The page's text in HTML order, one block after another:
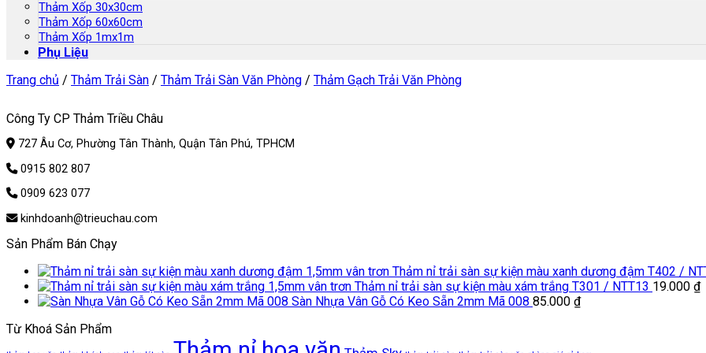
Thảm Xốp 30x30cm
Thảm Xốp 60x60cm
Thảm Xốp 1mx1m
Phụ Liệu
Trang chủ / Thảm Trải Sàn / Thảm Trải Sàn Văn Phòng / Thảm Gạch Trải Văn Phòng
Công Ty CP Thảm Triều Châu
727 Âu Cơ, Phường Tân Thành, Quận Tân Phú, TPHCM
0915 802 807
0909 623 077
kinhdoanh@trieuchau.com
Sản Phẩm Bán Chạy
Thảm nỉ trải sàn sự kiện màu xanh dương đậm T402 /
Thảm nỉ trải sàn sự kiện màu xám trắng T301 / NTT13 19.000 ₫
Sàn Nhựa Vân Gỗ Có Keo Sẵn 2mm Mã 008 85.000 ₫
Từ Khoá Sản Phẩm